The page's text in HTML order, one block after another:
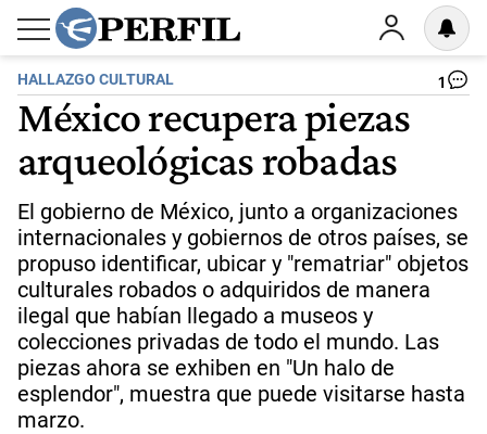
HALLAZGO CULTURAL 1
México recupera piezas
arqueológicas robadas
El gobierno de México, junto a organizaciones
internacionales y gobiernos de otros países, se
propuso identificar, ubicar y "rematriar" objetos
culturales robados o adquiridos de manera
ilegal que habían llegado a museos y
colecciones privadas de todo el mundo. Las
piezas ahora se exhiben en "Un halo de
esplendor", muestra que puede visitarse hasta
marzo.